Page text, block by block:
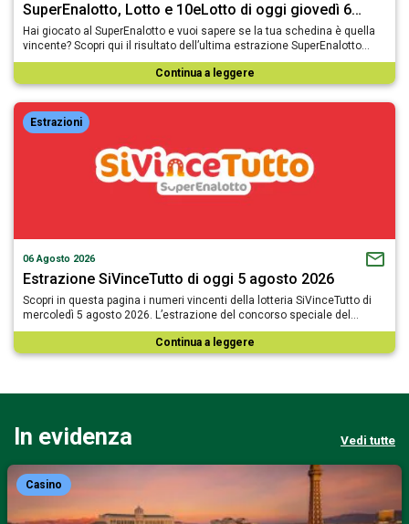
SuperEnalotto, Lotto e 10eLotto di oggi giovedì 6…
Hai giocato al SuperEnalotto e vuoi sapere se la tua schedina è quella
vincente? Scopri qui il risultato dell’ultima estrazione SuperEnalotto…
Continua a leggere
Estrazioni
06 Agosto 2026
Estrazione SiVinceTutto di oggi 5 agosto 2026
Scopri in questa pagina i numeri vincenti della lotteria SiVinceTutto di
mercoledì 5 agosto 2026. L’estrazione del concorso speciale del…
Continua a leggere
In evidenza Vedi tutte
Casino